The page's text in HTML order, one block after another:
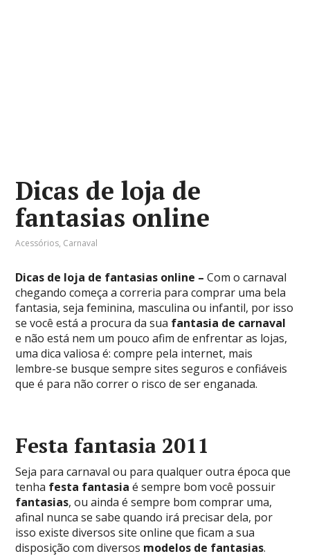
Dicas de loja de
fantasias online
Acessórios, Carnaval
Dicas de loja de fantasias online –Com o carnaval
chegando começa a correria para comprar uma bela
fantasia, seja feminina, masculina ou infantil, por isso
se você está a procura da sua fantasia de carnaval
e não está nem um pouco afim de enfrentar as lojas,
uma dica valiosa é: compre pela internet, mais
lembre-se busque sempre sites seguros e confiáveis
que é para não correr o risco de ser enganada.
Festa fantasia 2011
Seja para carnaval ou para qualquer outra época que
tenha festa fantasiaé sempre bom você possuir
fantasias, ou ainda é sempre bom comprar uma,
afinal nunca se sabe quando irá precisar dela, por
isso existe diversos site online que ficam a sua
disposição com diversos modelos de fantasias.